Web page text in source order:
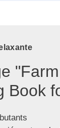
"Farm
Book